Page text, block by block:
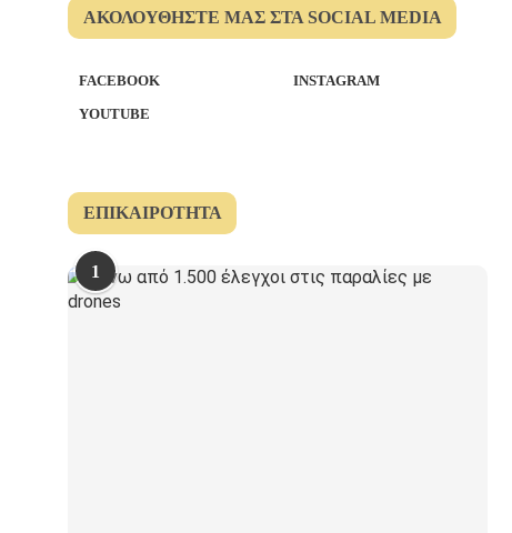
ΑΚΟΛΟΥΘΉΣΤΕ ΜΑΣ ΣΤΑ SOCIAL MEDIA
FACEBOOK
INSTAGRAM
YOUTUBE
ΕΠΙΚΑΙΡΌΤΗΤΑ
1